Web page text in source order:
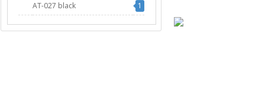
AT-027 black
1
AT-029
1